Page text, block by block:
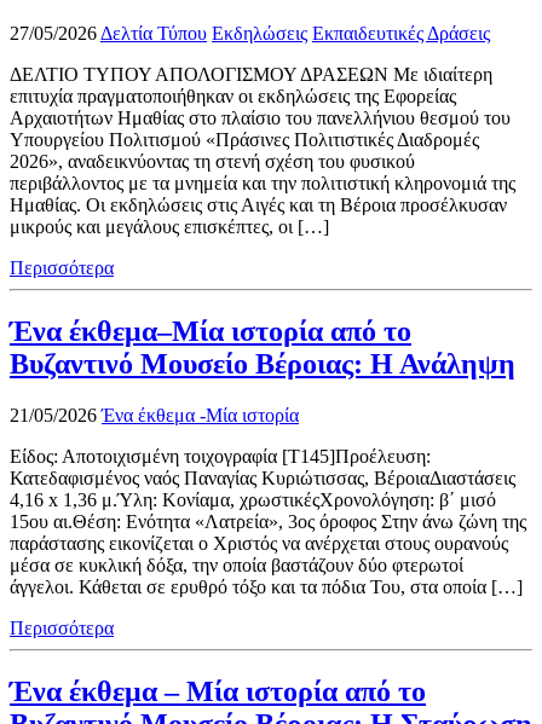
27/05/2026Δελτία Τύπου Εκδηλώσεις Εκπαιδευτικές Δράσεις
ΔΕΛΤΙΟ ΤΥΠΟΥ ΑΠΟΛΟΓΙΣΜΟΥ ΔΡΑΣΕΩΝ Με ιδιαίτερη
επιτυχία πραγματοποιήθηκαν οι εκδηλώσεις της Εφορείας
Αρχαιοτήτων Ημαθίας στο πλαίσιο του πανελλήνιου θεσμού του
Υπουργείου Πολιτισμού «Πράσινες Πολιτιστικές Διαδρομές
2026», αναδεικνύοντας τη στενή σχέση του φυσικού
περιβάλλοντος με τα μνημεία και την πολιτιστική κληρονομιά της
Ημαθίας. Οι εκδηλώσεις στις Αιγές και τη Βέροια προσέλκυσαν
μικρούς και μεγάλους επισκέπτες, οι […]
Περισσότερα
Ένα έκθεμα–Μία ιστορία από το
Βυζαντινό Μουσείο Βέροιας: Η Ανάληψη
21/05/2026 Ένα έκθεμα -Μία ιστορία
Είδος: Αποτοιχισμένη τοιχογραφία [Τ145]Προέλευση:
Κατεδαφισμένος ναός Παναγίας Κυριώτισσας, ΒέροιαΔιαστάσεις
4,16 x 1,36 μ.Ύλη: Κονίαμα, χρωστικέςΧρονολόγηση: β΄ μισό
15ου αι.Θέση: Ενότητα «Λατρεία», 3ος όροφος Στην άνω ζώνη της
παράστασης εικονίζεται ο Χριστός να ανέρχεται στους ουρανούς
μέσα σε κυκλική δόξα, την οποία βαστάζουν δύο φτερωτοί
άγγελοι. Κάθεται σε ερυθρό τόξο και τα πόδια Του, στα οποία […]
Περισσότερα
Ένα έκθεμα – Μία ιστορία από το